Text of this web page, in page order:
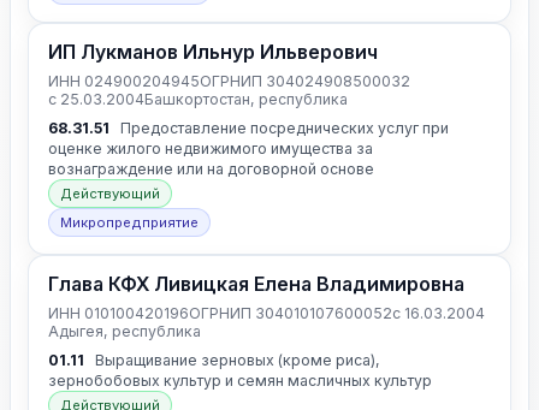
ИП Лукманов Ильнур Ильверович
ИНН 024900204945ОГРНИП 304024908500032
с 25.03.2004Башкортостан, республика
68.31.51
Предоставление посреднических услуг при
оценке жилого недвижимого имущества за
вознаграждение или на договорной основе
Действующий
Микропредприятие
Глава КФХ Ливицкая Елена Владимировна
ИНН 010100420196ОГРНИП 304010107600052с 16.03.2004
Адыгея, республика
01.11
Выращивание зерновых (кроме риса),
зернобобовых культур и семян масличных культур
Действующий